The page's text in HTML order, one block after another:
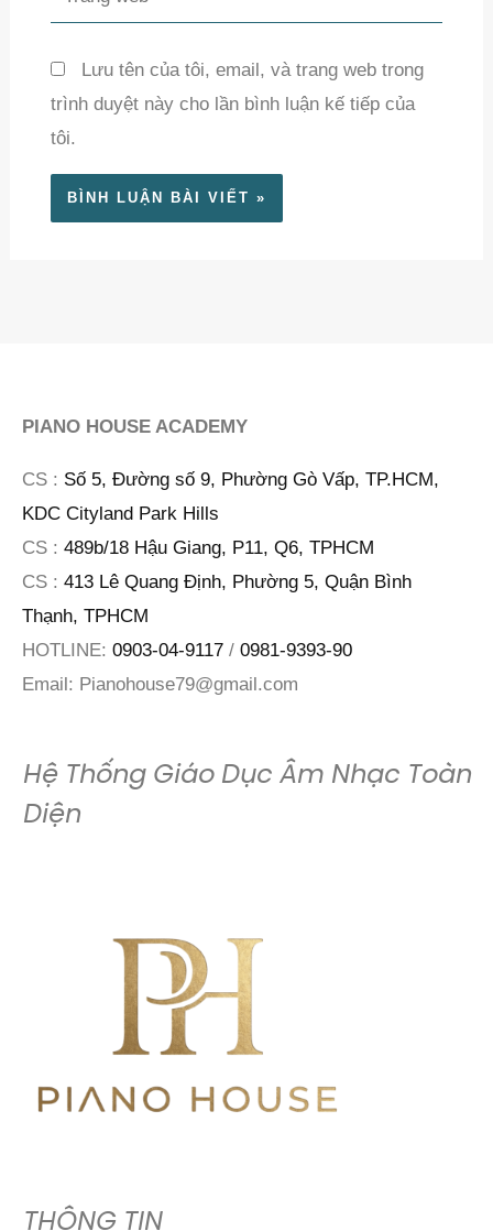
web
Lưu tên của tôi, email, và trang web trong
trình duyệt này cho lần bình luận kế tiếp của
tôi.
PIANO HOUSE ACADEMY
CS : Số 5, Đường số 9, Phường Gò Vấp, TP.HCM,
KDC Cityland Park Hills
CS : 489b/18 Hậu Giang, P11, Q6, TPHCM
CS : 413 Lê Quang Định, Phường 5, Quận Bình
Thạnh, TPHCM
HOTLINE: 0903-04-9117 / 0981-9393-90
Email: Pianohouse79@gmail.com
Hệ Thống Giáo Dục Âm Nhạc Toàn
Diện
THÔNG TIN